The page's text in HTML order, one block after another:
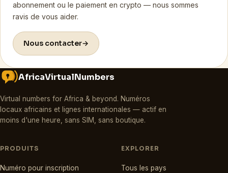
abonnement ou le paiement en crypto — nous sommes
ravis de vous aider.
Nous contacter→
AfricaVirtualNumbers
Virtual numbers for Africa & beyond. Numéros
locaux africains et lignes internationales — actif en
moins d'une heure, sans SIM, sans boutique.
PRODUITS
Numéro pour inscription
EXPLORER
Tous les pays